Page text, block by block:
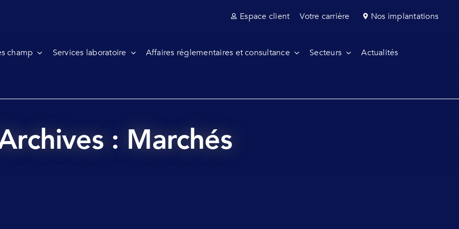
Espace client Votre carrière Nos implantations
champ Services laboratoire Affaires réglementaires et consultance Secteurs
Actualités
: Marchés